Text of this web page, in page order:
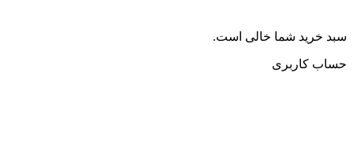
سبد خرید شما خالی است.
حساب کاربری